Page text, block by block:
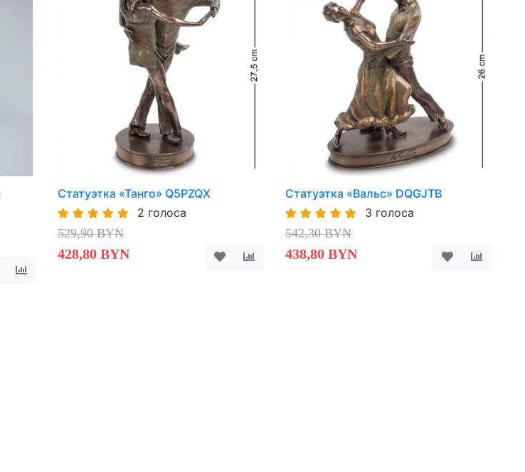
Статуэтка «Танго» Q5PZQX
2 голоса
529,90 BYN
428,80 BYN
Статуэтка «Вальс» DQGJTB
3 голоса
542,30 BYN
438,80 BYN